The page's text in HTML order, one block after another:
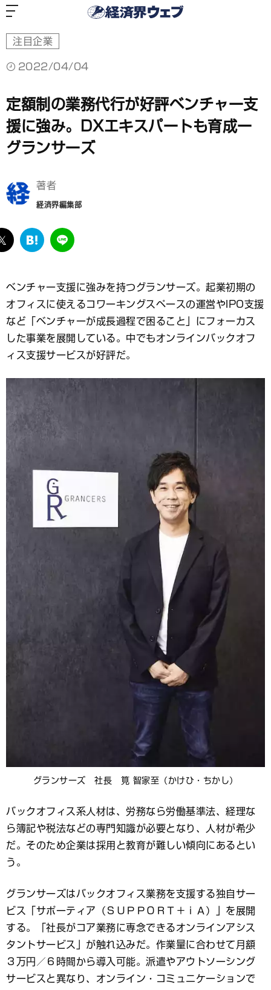
注目企業
2022/04/04
定額制の業務代行が好評ベンチャー支
援に強み。DXエキスパートも育成ー
グランサーズ
著者
経済界編集部
twitter
は
ブ
ッ
ク
マ
ー
ク
LINE
ベンチャー支援に強みを持つグランサーズ。起業初期の
オフィスに使えるコワーキングスペースの運営やIPO支援
など「ベンチャーが成長過程で困ること」にフォーカス
した事業を展開している。中でもオンラインバックオフ
ィス支援サービスが好評だ。
グランサーズ 社長 筧 智家至（かけひ・ちかし）
バックオフィス系人材は、労務なら労働基準法、経理な
ら簿記や税法などの専門知識が必要となり、人材が希少
だ。そのため企業は採用と教育が難しい傾向にあるとい
う。
グランサーズはバックオフィス業務を支援する独自サー
ビス「サポーティア（ＳＵＰＰＯＲＴ＋ｉＡ）」を展開
する。「社長がコア業務に専念できるオンラインアシス
タントサービス」が触れ込みだ。作業量に合わせて月額
３万円／６時間から導入可能。派遣やアウトソーシング
サービスと異なり、オンライン・コミュニケーションで